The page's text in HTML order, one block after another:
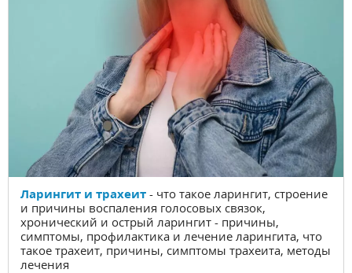
Ларингит и трахеит - что такое ларингит, строение
и причины воспаления голосовых связок,
хронический и острый ларингит - причины,
симптомы, профилактика и лечение ларингита, что
такое трахеит, причины, симптомы трахеита, методы
лечения